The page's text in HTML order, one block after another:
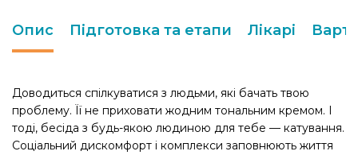
Опис Підготовка та етапи Лікарі
Доводиться спілкуватися з людьми, які бачать твою
проблему. Її не приховати жодним тональним кремом. І
тоді, бесіда з будь-якою людиною для тебе — катування.
Соціальний дискомфорт і комплекси заповнюють життя